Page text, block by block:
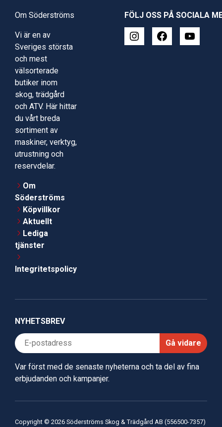
Om Söderströms
Vi är en av
Sveriges största
och mest
välsorterade
butiker inom
skog, trädgård
och ATV. Här hittar
du vårt breda
sortiment av
maskiner, verktyg,
utrustning och
reservdelar.
Om
Söderströms
Köpvillkor
Aktuellt
Lediga
tjänster
Integritetspolicy
FÖLJ OSS PÅ SOCIALA
NYHETSBREV
Gå vidare
Var först med de senaste nyheterna och ta del av fina
erbjudanden och kampanjer.
Copyright © 2026 Söderströms Skog & Trädgård AB (556500-7357)